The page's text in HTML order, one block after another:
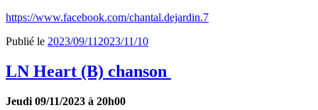
https://www.facebook.com/chantal.dejardin.7
Publié le 2023/09/11 2023/11/10
LN Heart (B) chanson
Jeudi 09/11/2023 à 20h00